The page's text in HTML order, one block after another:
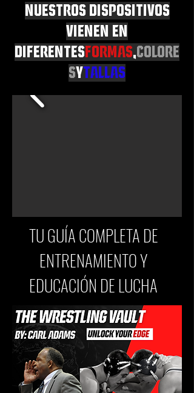
NUESTROS DISPOSITIVOS
VIENEN EN
DIFERENTES FORMAS,COLORE
SYTALLAS
TU GUÍA COMPLETA DE
ENTRENAMIENTO Y
EDUCACIÓN DE LUCHA